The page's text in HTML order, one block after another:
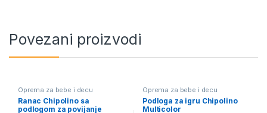
Povezani proizvodi
Oprema za bebe i decu
Ranac Chipolino sa
podlogom za povijanje
Oprema za bebe i decu
Podloga za igru Chipolino
Multicolor